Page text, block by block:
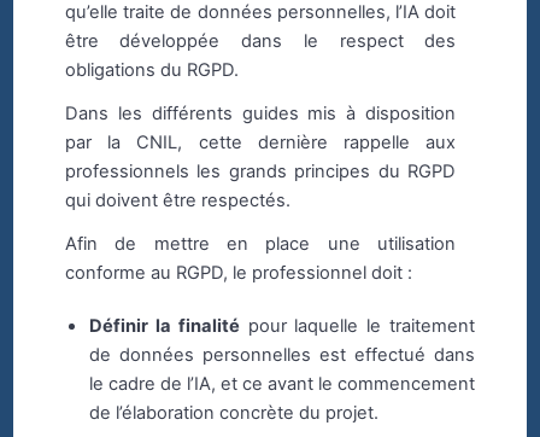
qu’elle traite de données personnelles, l’IA doit
être développée dans le respect des
obligations du RGPD.
Dans les différents guides mis à disposition
par la CNIL, cette dernière rappelle aux
professionnels les grands principes du RGPD
qui doivent être respectés.
Afin de mettre en place une utilisation
conforme au RGPD, le professionnel doit :
Définir la finalité pour laquelle le traitement
de données personnelles est effectué dans
le cadre de l’IA, et ce avant le commencement
de l’élaboration concrète du projet.